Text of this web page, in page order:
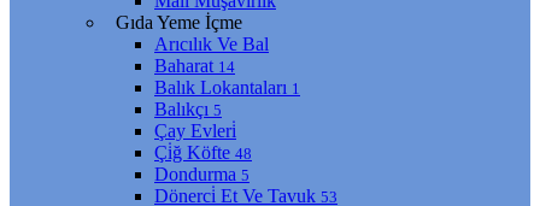
Gıda Yeme İçme
Arıcılık Ve Bal
Baharat 14
Balık Lokantaları 1
Balıkçı 5
Çay Evleri̇
Çi̇ğ Köfte 48
Dondurma 5
Dönerci̇ Et Ve Tavuk 53